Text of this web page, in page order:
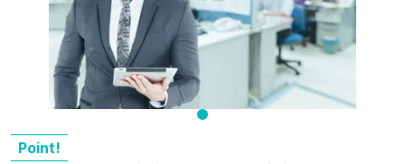
Point!